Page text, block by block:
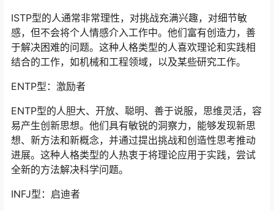
ISTP型的人通常非常理性，对挑战充满兴趣，对细节敏
感，但不会将个人情感介入工作中。他们富有创造力，善
于解决困难的问题。这种人格类型的人喜欢理论和实践相
结合的工作，如机械和工程领域，以及某些研究工作。
ENTP型：激励者
ENTP型的人胆大、开放、聪明、善于说服，思维灵活，容
易产生创新思想。他们具有敏锐的洞察力，能够发现新思
想、新方法和新概念，并通过提出挑战和创造性思考推动
进展。这种人格类型的人热衷于将理论应用于实践，尝试
全新的方法解决科学问题。
INFJ型：启迪者